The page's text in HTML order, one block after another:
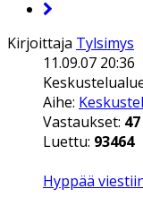
Kirjoittaja Tylsimys
11.09.07 20:36
Aihe:
Vastaukset: 47
Luettu: 93464
Hyppää